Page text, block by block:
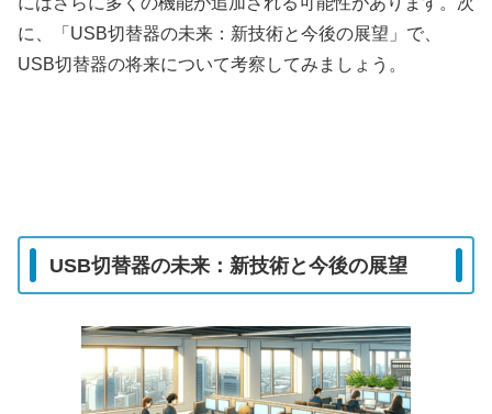
に、「USB切替器の未来：新技術と今後の展望」で、
USB切替器の将来について考察してみましょう。
USB切替器の未来：新技術と今後の展望